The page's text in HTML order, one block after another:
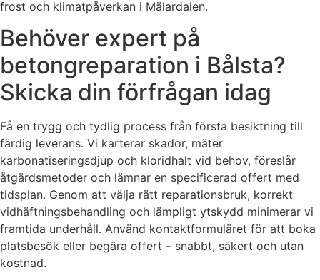
frost och klimatpåverkan i Mälardalen.
Behöver expert på
betongreparation i Bålsta?
Skicka din förfrågan idag
Få en trygg och tydlig process från första besiktning till
färdig leverans. Vi karterar skador, mäter
karbonatiseringsdjup och kloridhalt vid behov, föreslår
åtgärdsmetoder och lämnar en specificerad offert med
tidsplan. Genom att välja rätt reparationsbruk, korrekt
vidhäftningsbehandling och lämpligt ytskydd minimerar vi
framtida underhåll. Använd kontaktformuläret för att boka
platsbesök eller begära offert – snabbt, säkert och utan
kostnad.